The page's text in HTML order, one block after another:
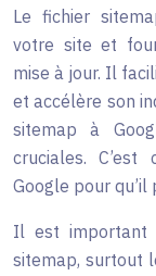
Le fichier
votre site et
mise à jour. Il
et accélère son
sitemap à
cruciales.
Google pour
Il est important
sitemap, surtout